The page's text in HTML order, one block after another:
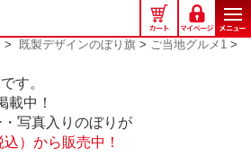
> 既製デザインのぼり旗 > ご当地グルメ1 >
す。
載中！
写真入りのぼりが
）から販売中！